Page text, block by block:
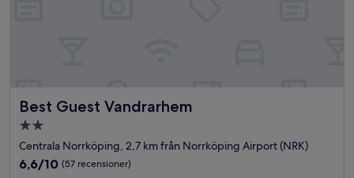
Best Guest Vandrarhem
Best Guest Vandrarhem
2.0-
stjärnigt
boende
Centrala Norrköping, 2,7 km från Norrköping Airport (NRK)
6.6
6,6/10 (57 recensioner)